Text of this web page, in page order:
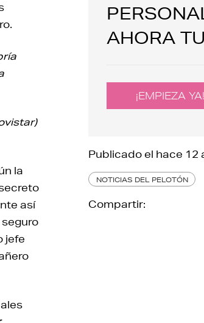
la
así
jefe
AHORA
¡EMPIEZA YA!
Publicado el hace 12
NOTICIAS DEL PELOTÓN
Compartir: